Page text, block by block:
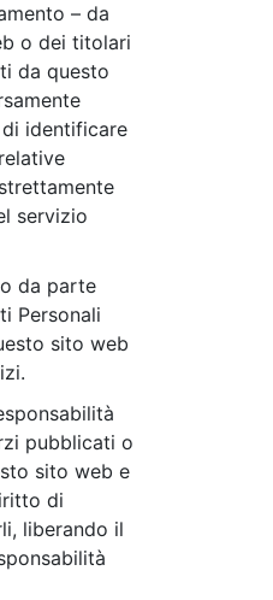
– da
o dei titolari
da questo
identificare
servizio
da parte
Personali
sito web
pubblicati o
sito web e
di
liberando il